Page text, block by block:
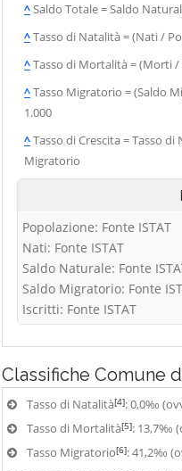
^Saldo Totale = Saldo
^Tasso di Natalità = (Nati /
^Tasso di Mortalità = (Morti
^Tasso Migratorio = (Saldo
1.000
^Tasso di Crescita = Tasso
Migratorio
Popolazione: Fonte ISTAT
Nati: Fonte ISTAT
Saldo Naturale: Fonte
Saldo Migratorio: Fonte
Iscritti: Fonte ISTAT
Classifiche Comune
Tasso di Natalità[4]: 0,0‰
Tasso di Mortalità[5]: 13,7‰
Tasso Migratorio[6]: 41,2‰